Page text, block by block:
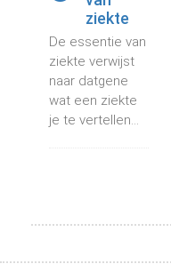
ziekte
De essentie van
ziekte verwijst
naar datgene
wat een ziekte
je te vertellen...